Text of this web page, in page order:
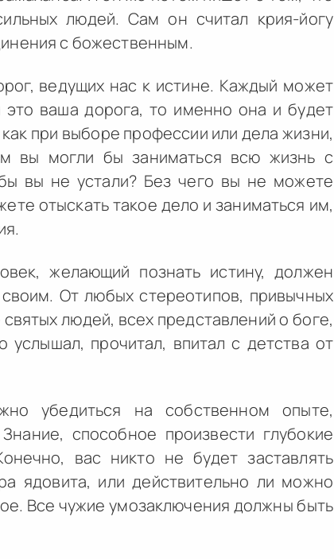
людей. Сам он считал крия-йогу
с божественным.
ведущих нас к истине. Каждый может
ваша дорога, то именно она и будет
при выборе профессии или дела жизни,
вы могли бы заниматься всю жизнь с
вы не устали? Без чего вы не можете
отыскать такое дело и заниматься им,
желающий познать истину, должен
От любых стереотипов, привычных
людей, всех представлений о боге,
прочитал, впитал с детства от
убедиться на собственном опыте,
способное произвести глубокие
вас никто не будет заставлять
ядовита, или действительно ли можно
Все чужие умозаключения должны быть